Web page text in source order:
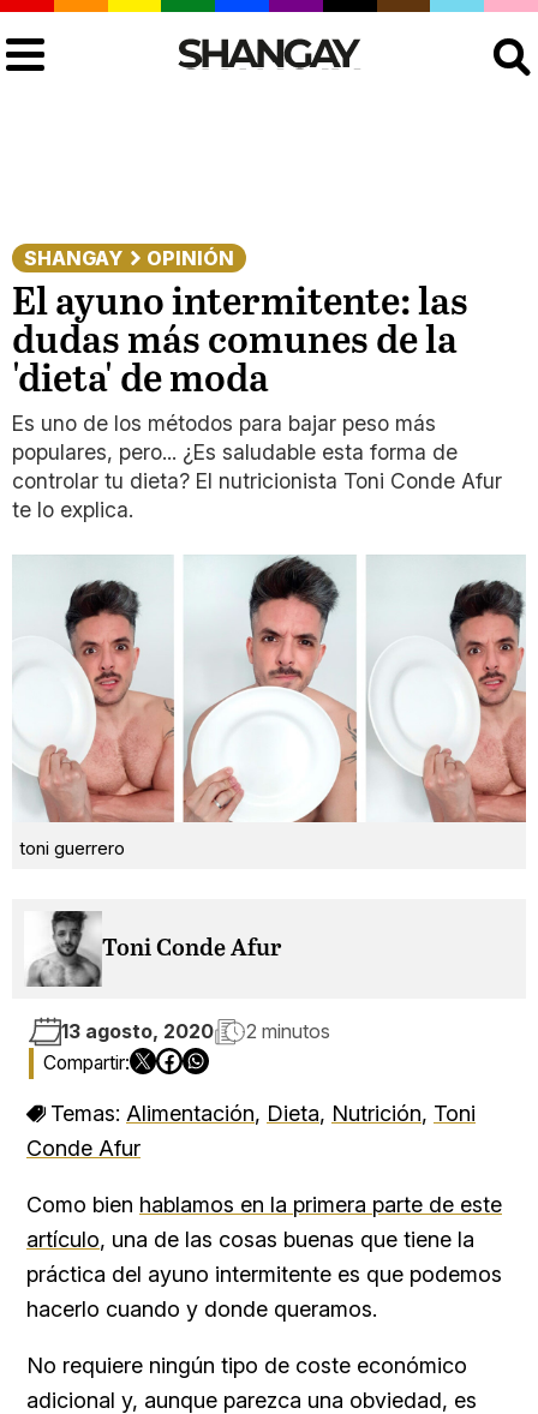
SHANGAY OPINIÓN
El ayuno intermitente: las
dudas más comunes de la
'dieta' de moda
Es uno de los métodos para bajar peso más
populares, pero... ¿Es saludable esta forma de
controlar tu dieta? El nutricionista Toni Conde Afur
te lo explica.
toni guerrero
Toni Conde Afur
13 agosto, 2020 2 minutos
Temas: Alimentación, Dieta, Nutrición, Toni
Conde Afur
Como bien hablamos en la primera parte de este
artículo, una de las cosas buenas que tiene la
práctica del ayuno intermitente es que podemos
hacerlo cuando y donde queramos.
No requiere ningún tipo de coste económico
adicional y, aunque parezca una obviedad, es